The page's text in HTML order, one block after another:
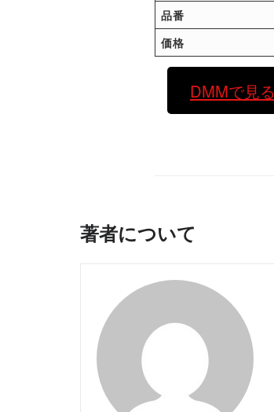
品番
価格
DMMで見る
著者について